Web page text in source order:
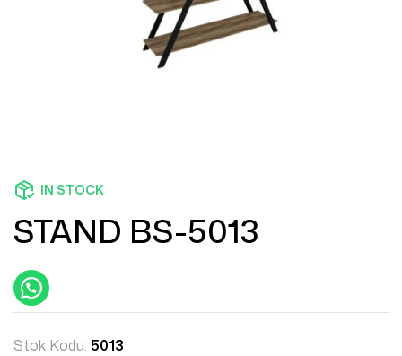
IN STOCK
STAND BS-5013
Stok Kodu: 5013